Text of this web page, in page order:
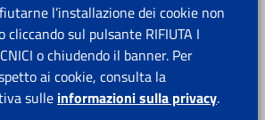
l’installazione dei cookie non
sul pulsante RIFIUTA I
o chiudendo il banner. Per
ai cookie, consulta la
sulle informazioni sulla privacy.